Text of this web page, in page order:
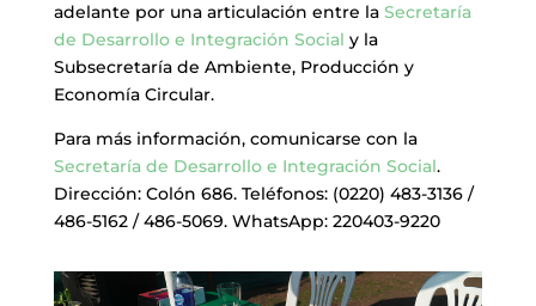
adelante por una articulación entre la Secretaría
de Desarrollo e Integración Social y la
Subsecretaría de Ambiente, Producción y
Economía Circular.
Para más información, comunicarse con la
Secretaría de Desarrollo e Integración Social.
Dirección: Colón 686. Teléfonos: (0220) 483-3136 /
486-5162 / 486-5069. WhatsApp: 220403-9220